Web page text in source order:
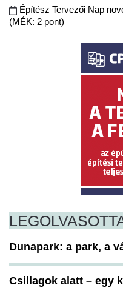
Építész Tervezői Nap
(MÉK: 2 pont)
Dunapark: a park, a
Csillagok alatt – egy